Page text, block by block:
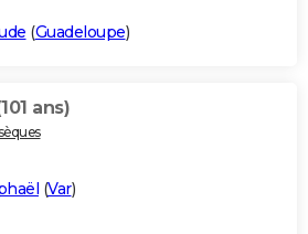
(Guadeloupe)
ans)
(Var)